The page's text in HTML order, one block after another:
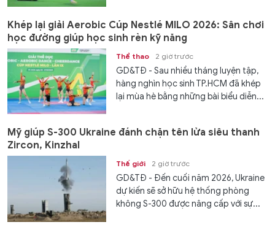
Khép lại giải Aerobic Cúp Nestlé MILO 2026: Sân chơi
học đường giúp học sinh rèn kỹ năng
Thể thao 2 giờ trước
GD&TĐ - Sau nhiều tháng luyện tập,
hàng nghìn học sinh TP.HCM đã khép
lại mùa hè bằng những bài biểu diễn...
Mỹ giúp S-300 Ukraine đánh chặn tên lửa siêu thanh
Zircon, Kinzhal
Thế giới 2 giờ trước
GD&TĐ - Đến cuối năm 2026, Ukraine
dự kiến ​​sẽ sở hữu hệ thống phòng
không S-300 được nâng cấp với sự...